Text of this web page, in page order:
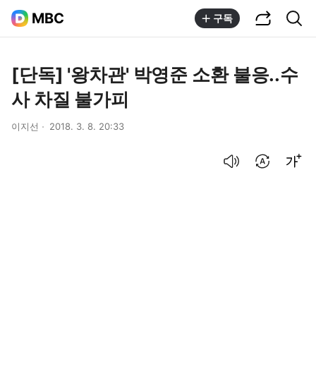
MBC 구독
[단독] '왕차관' 박영준 소환 불응..수
사 차질 불가피
이지선 2018. 3. 8. 20:33